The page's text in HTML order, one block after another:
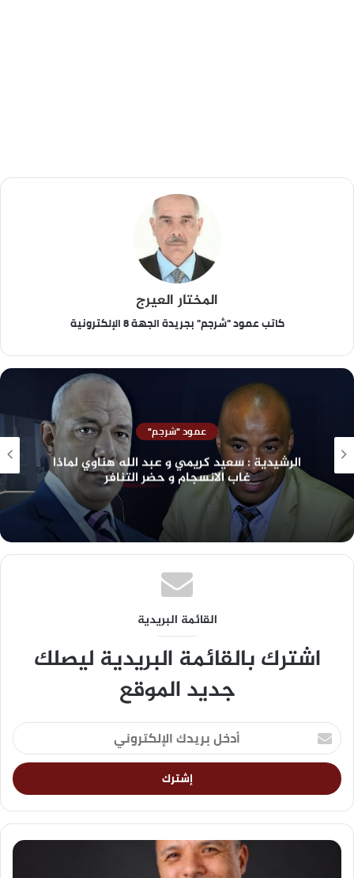
المختار العيرج
كاتب عمود "شرجم" بجريدة الجهة 8 الإلكترونية
عمود "شرجم"
الرشيدية : سعيد كريمي و عبد الله هناوي لماذا
غاب الانسجام و حضر التنافر
القائمة البريدية
اشترك بالقائمة البريدية ليصلك
جديد الموقع